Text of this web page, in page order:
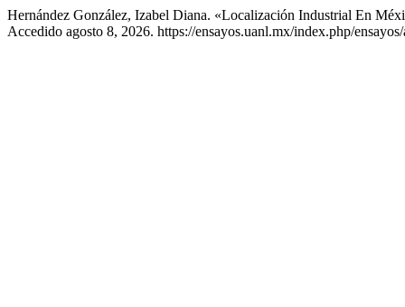
Hernández González, Izabel Diana. «Localización Industrial En
Accedido agosto 8, 2026. https://ensayos.uanl.mx/index.php/